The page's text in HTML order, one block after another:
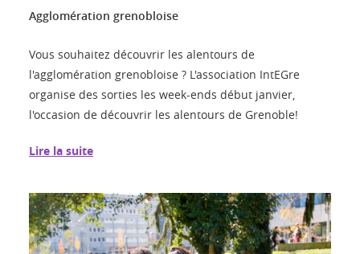
Agglomération grenobloise
Vous souhaitez découvrir les alentours de
l'agglomération grenobloise ? L'association IntEGre
organise des sorties les week-ends début janvier,
l'occasion de découvrir les alentours de Grenoble!
Lire la suite